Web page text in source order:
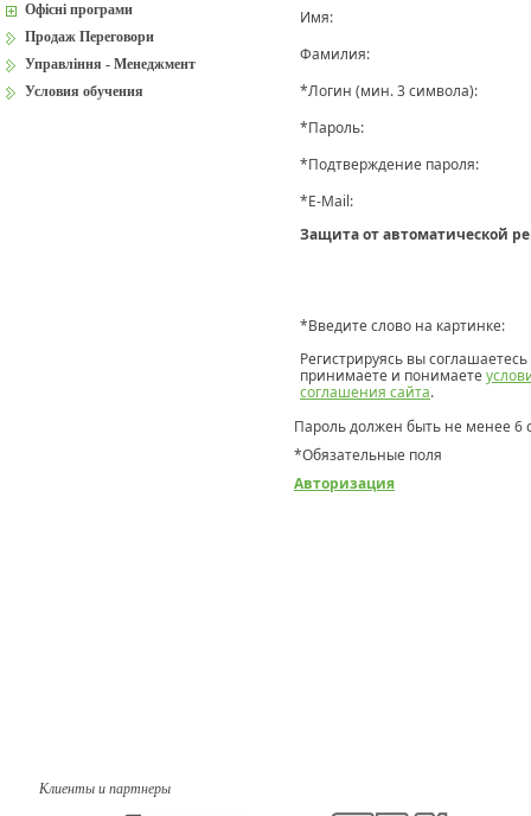
Имя:
Фамилия:
*Логин (мин. 3 символа):
*Пароль:
*Подтверждение пароля:
*E-Mail:
Защита от автоматической
*Введите слово на картинке:
Регистрируясь вы
принимаете и понимаете
соглашения сайта.
Пароль должен быть не менее 6
*Обязательные поля
Авторизация
Офісні програми
Продаж Переговори
Управління - Менеджмент
Условия обучения
Клиенты и партнеры